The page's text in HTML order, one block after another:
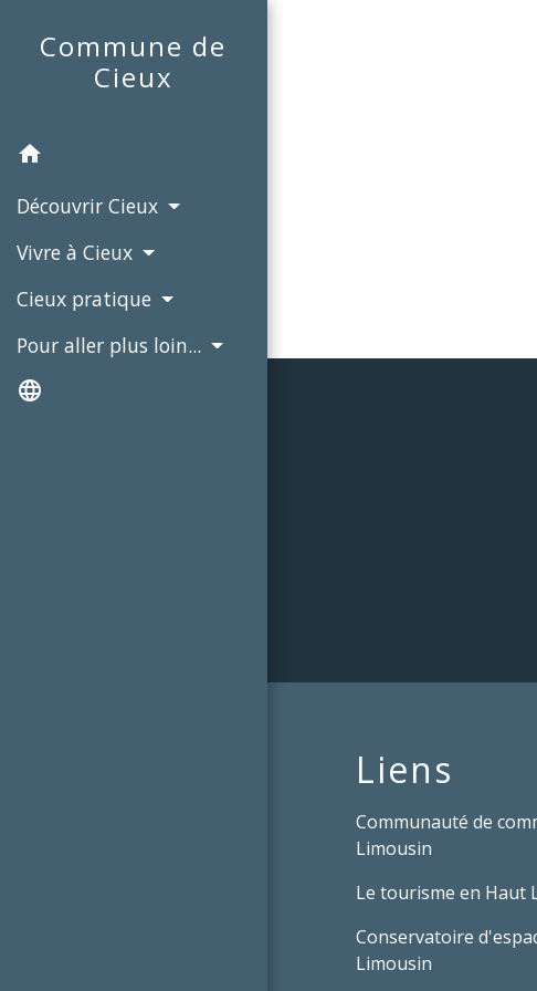
Commune de
Cieux
home
Découvrir Cieux
Vivre à Cieux
Cieux pratique
Pour aller plus loin...
language
Liens
Communauté de
Limousin
Le tourisme en Haut
Conservatoire
Limousin